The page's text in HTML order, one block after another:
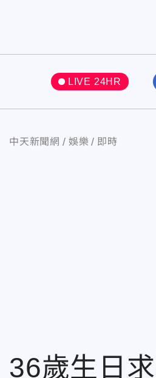
LIVE 24HR
中天新聞網 娛樂 即時
36歲生日